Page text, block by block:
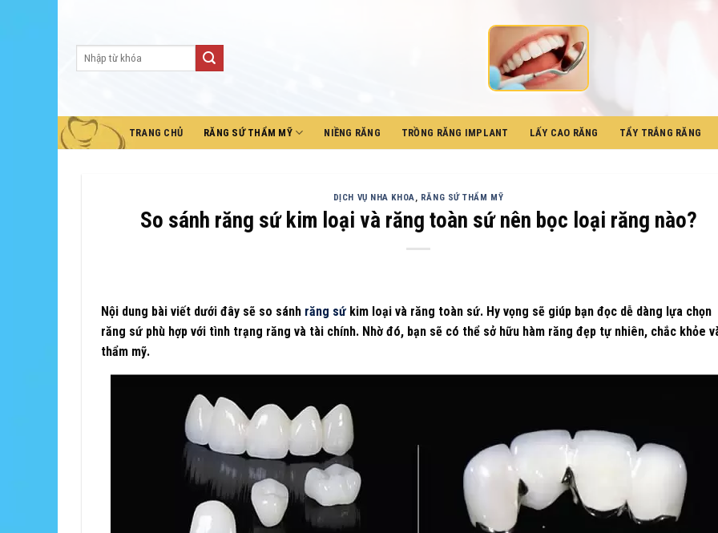
content
TRANG CHỦ RĂNG SỨ THẨM MỸ NIỀNG RĂNG TRỒNG RĂNG IMPLANT LẤY CAO RĂNG TẨY TRẮNG RĂNG
DỊCH VỤ NHA KHOA, RĂNG SỨ THẨM MỸ
So sánh răng sứ kim loại và răng toàn sứ nên bọc loại răng nào?
Nội dung bài viết dưới đây sẽ so sánh răng sứ kim loại và răng toàn sứ. Hy vọng sẽ giúp bạn đọc dễ dàng lựa chọn
răng sứ phù hợp với tình trạng răng và tài chính. Nhờ đó, bạn sẽ có thể sở hữu hàm răng đẹp tự nhiên, chắc khỏe
thẩm mỹ.